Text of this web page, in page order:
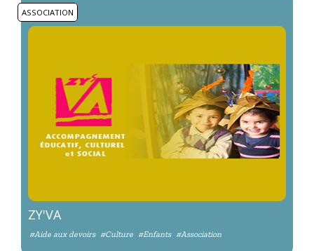
ASSOCIATION
ZY'VA
#Aide aux devoirs #Culture #Enfants #Association